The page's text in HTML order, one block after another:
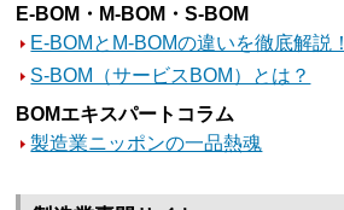
E-BOM・M-BOM・S-BOM
E-BOMとM-BOMの違いを徹底解説！
S-BOM（サービスBOM）とは？
BOMエキスパートコラム
製造業ニッポンの一品熱魂